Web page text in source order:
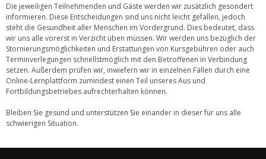
Die jeweiligen Teilnehmenden und Gäste werden wir zusätzlich gesondert
informieren. Diese Entscheidungen sind uns nicht leicht gefallen, jedoch
steht die Gesundheit aller Menschen im Vordergrund. Dies bedeutet, dass
wir uns alle vorerst in Verzicht üben müssen. Wir werden uns bezüglich der
Stornierungsmöglichkeiten und Erstattungen von Kursgebühren oder auch
Terminverlegungen schnellstmöglich mit den Betroffenen in Verbindung
setzen. Außerdem prüfen wir, inwiefern wir in einzelnen Fällen durch eine
Online-Lernplattform zumindest einen Teil unseres Aus und
Fortbildungsbetriebes aufrechterhalten können.
Bleiben Sie gesund und unterstützen Sie einander in dieser für uns alle
schwierigen Situation.